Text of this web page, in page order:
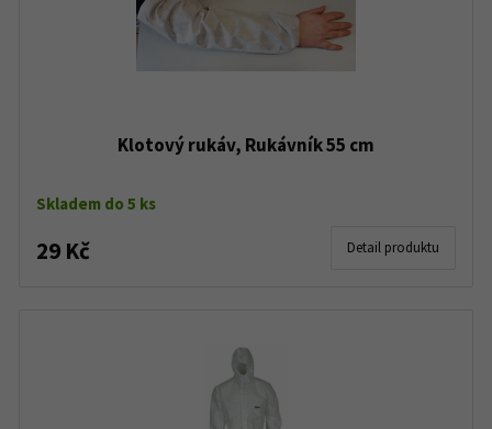
Klotový rukáv, Rukávník 55 cm
Skladem do 5 ks
29 Kč Detail produktu